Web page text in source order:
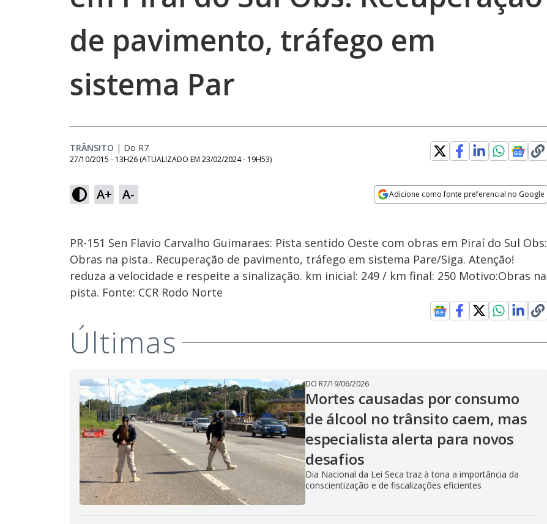
de pavimento, tráfego em
sistema Par
TRÂNSITO | Do R7
27/10/2015 - 13H26 (ATUALIZADO EM 23/02/2024 - 19H53)
A+ A- Adicione como fonte preferencial no Google
PR-151 Sen Flavio Carvalho Guimaraes: Pista sentido Oeste com obras em Piraí do Sul Obs:
Obras na pista.. Recuperação de pavimento, tráfego em sistema Pare/Siga. Atenção!
reduza a velocidade e respeite a sinalização. km inicial: 249 / km final: 250 Motivo:Obras na
pista. Fonte: CCR Rodo Norte
Últimas
DO R7/19/06/2026
Mortes causadas por consumo
de álcool no trânsito caem, mas
especialista alerta para novos
desafios
Dia Nacional da Lei Seca traz à tona a importância da
conscientização e de fiscalizações eficientes